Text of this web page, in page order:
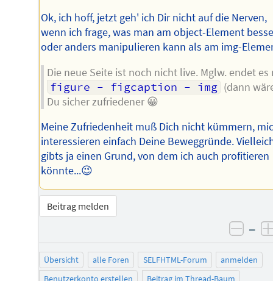
Ok, ich hoff, jetzt geh' ich Dir nicht auf die Nerven,
wenn ich frage, was man am object-Element
oder anders manipulieren kann als am img-
Die neue Seite ist noch nicht live. Mglw. endet es
figure - figcaption - img (dann
Du sicher zufriedener 😀
Meine Zufriedenheit muß Dich nicht kümmern,
interessieren einfach Deine Beweggründe.
gibts ja einen Grund, von dem ich auch profitieren
könnte...😉
Beitrag melden
–
Übersicht alle Foren SELFHTML-Forum
anmelden
Benutzerkonto erstellen
Beitrag im Thread-Baum